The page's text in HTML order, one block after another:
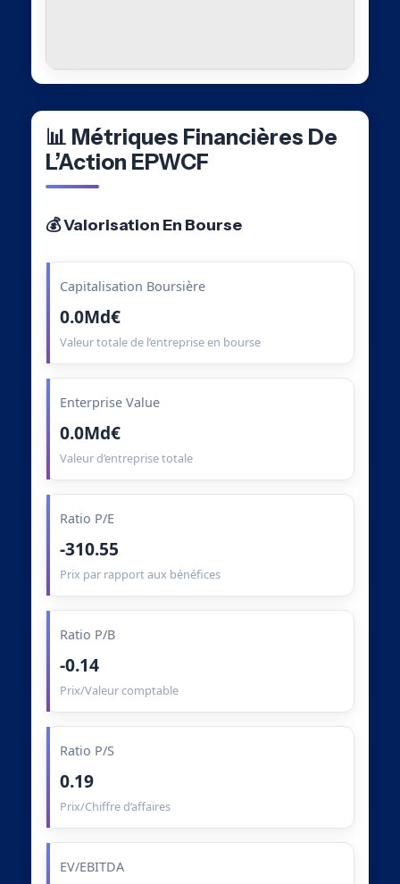
📊 Métriques Financières De
L’Action EPWCF
💰 Valorisation En Bourse
Capitalisation Boursière
0.0Md€
Valeur totale de l’entreprise en bourse
Enterprise Value
0.0Md€
Valeur d’entreprise totale
Ratio P/E
-310.55
Prix par rapport aux bénéfices
Ratio P/B
-0.14
Prix/Valeur comptable
Ratio P/S
0.19
Prix/Chiffre d’affaires
EV/EBITDA